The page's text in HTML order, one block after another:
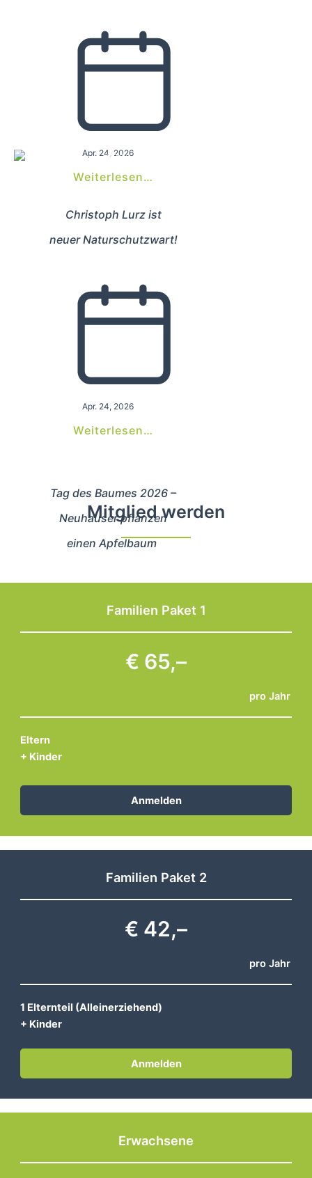
Apr. 24, 2026
Weiterlesen…
Christoph Lurz ist
neuer Naturschutzwart!
Apr. 24, 2026
Weiterlesen…
Tag des Baumes 2026 –
Neuhauser pflanzen
einen Apfelbaum
Mitglied werden
Familien Paket 1
€ 65,–
pro Jahr
Eltern
+ Kinder
Anmelden
Familien Paket 2
€ 42,–
pro Jahr
1 Elternteil (Alleinerziehend)
+ Kinder
Anmelden
Erwachsene